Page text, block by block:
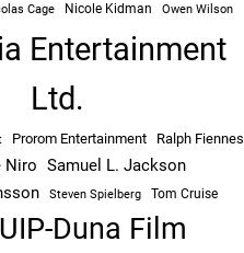
Cage Nicole Kidman Owen Wilson
Entertainment
Ltd.
Prorom Entertainment Ralph Fiennes
Niro Samuel L. Jackson
Steven Spielberg Tom Cruise
UIP-Duna Film